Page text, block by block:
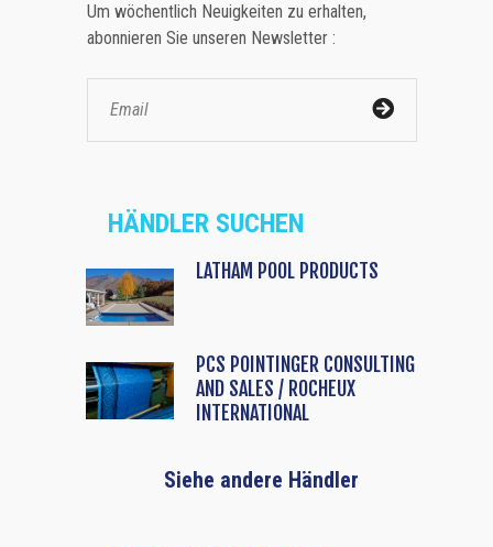
Um wöchentlich Neuigkeiten zu erhalten,
abonnieren Sie unseren Newsletter :
HÄNDLER SUCHEN
LATHAM POOL PRODUCTS
PCS POINTINGER CONSULTING
AND SALES / ROCHEUX
INTERNATIONAL
Siehe andere Händler